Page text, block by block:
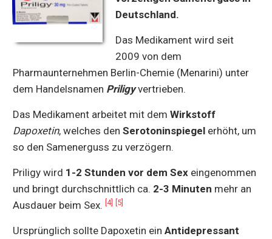
Deutschland.
Das Medikament wird seit
2009 von dem
Pharmaunternehmen Berlin-Chemie (Menarini) unter
dem Handelsnamen Priligyvertrieben.
Das Medikament arbeitet mit dem Wirkstoff
Dapoxetin, welches den Serotoninspiegel erhöht, um
so den Samenerguss zu verzögern.
Priligy wird 1-2 Stunden vor dem Sex eingenommen
und bringt durchschnittlich ca. 2-3 Minuten mehr an
Ausdauer beim Sex. [4] [5]
Ursprünglich sollte Dapoxetin ein Antidepressant